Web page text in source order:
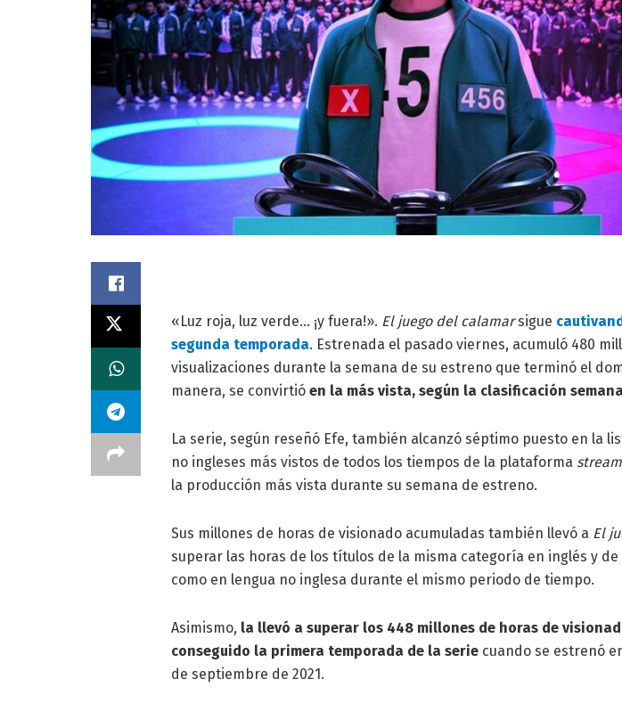
«Luz roja, luz verde… ¡y fuera!». El juego del calamarsigue
segunda temporada. Estrenada el pasado viernes, acumuló 480
visualizaciones durante la semana de su estreno que terminó el
manera, se convirtió en la más vista, según la clasificación
La serie, según reseñó Efe, también alcanzó séptimo puesto en la
no ingleses más vistos de todos los tiempos de la plataforma
la producción más vista durante su semana de estreno.
Sus millones de horas de visionado acumuladas también llevó a El
superar las horas de los títulos de la misma categoría en inglés y
como en lengua no inglesa durante el mismo periodo de tiempo.
Asimismo, la llevó a superar los 448 millones de horas de
conseguido la primera temporada de la serie cuando se estrenó
de septiembre de 2021.